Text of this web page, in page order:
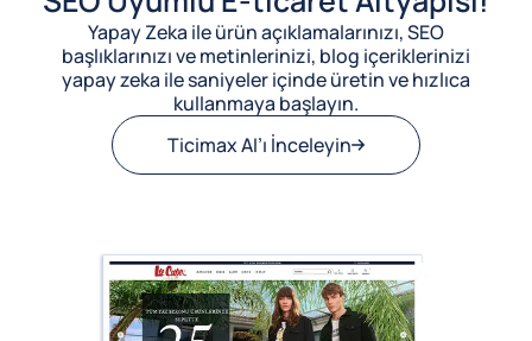
Yapay Zeka ile ürün açıklamalarınızı, SEO
başlıklarınızı ve metinlerinizi, blog içeriklerinizi
yapay zeka ile saniyeler içinde üretin ve hızlıca
kullanmaya başlayın.
Ticimax AI’ı İnceleyin